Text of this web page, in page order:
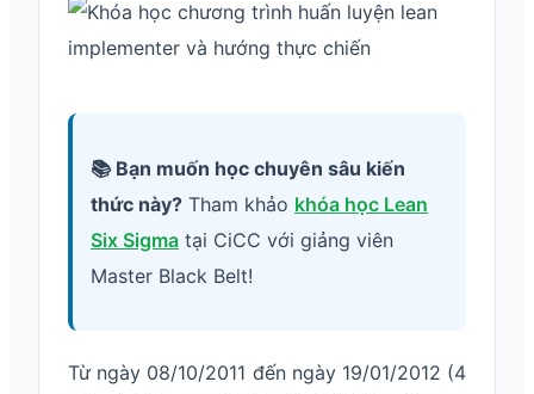
📚 Bạn muốn học chuyên sâu kiến
thức này? Tham khảo khóa học Lean
Six Sigma tại CiCC với giảng viên
Master Black Belt!
Từ ngày 08/10/2011 đến ngày 19/01/2012 (4